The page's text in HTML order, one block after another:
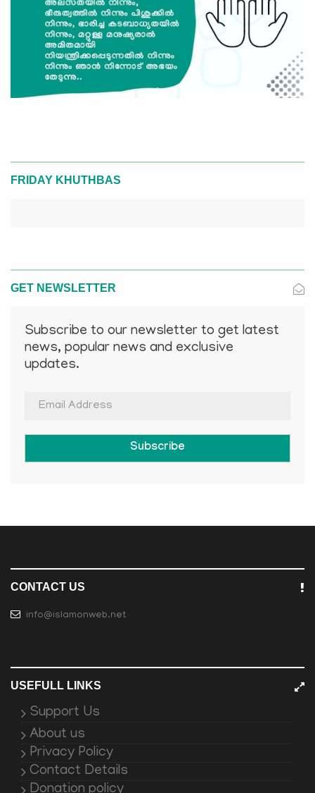
FRIDAY KHUTHBAS
GET NEWSLETTER
Subscribe to our newsletter to get latest
news, popular news and exclusive
updates.
Subscribe
CONTACT US
info@islamonweb.net
USEFULL LINKS
Support Us
About us
Privacy Policy
Contact Details
Donation policy